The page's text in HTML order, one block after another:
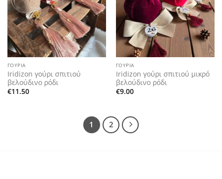
ΓΟΎΡΙΑ
Iridizon γούρι σπιτιού
βελούδινο ρόδι
€11.50
ΓΟΎΡΙΑ
Iridizon γούρι σπιτιού μικρό
βελούδινο ρόδι
€9.00
1 2